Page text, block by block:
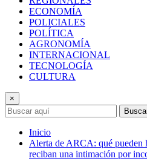
ECONOMÍA
POLICIALES
POLÍTICA
AGRONOMÍA
INTERNACIONAL
TECNOLOGÍA
CULTURA
×
Inicio
Alerta de ARCA: qué pueden
reciban una intimación por